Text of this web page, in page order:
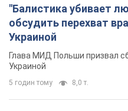
"Балистика убивает
обсудить перехват
Украиной
Глава МИД Польши призвал
Украиной
5 годин тому 8,0 т.